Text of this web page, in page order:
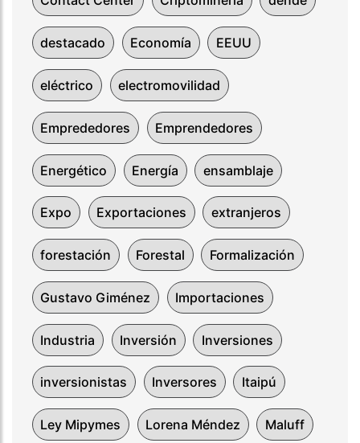
destacado Economía EEUU
eléctrico electromovilidad
Emprededores Emprendedores
Energético Energía ensamblaje
Expo Exportaciones extranjeros
forestación Forestal Formalización
Gustavo Giménez Importaciones
Industria Inversión Inversiones
inversionistas Inversores Itaipú
Ley Mipymes Lorena Méndez Maluff